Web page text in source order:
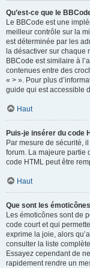
Qu’est-ce que le
Le BBCode est une
meilleur contrôle sur la
est déterminée par les
la désactiver sur chaque
BBCode est similaire à
contenues entre des
« > ». Pour plus
guide qui est accessible
Haut
Puis-je insérer du code
Par mesure de sécurité,
forum. La majeure partie
code HTML peut être
Haut
Que sont les
Les émoticônes sont de
code court et qui
exprime la joie, alors
consulter la liste
Essayez cependant de
rapidement rendre un